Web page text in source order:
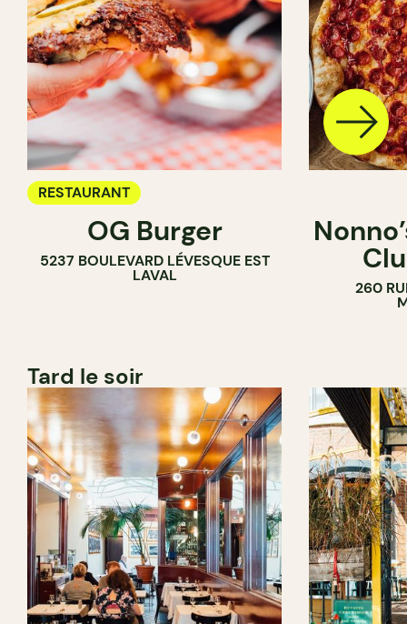
RESTAURANT
OG Burger
5237 BOULEVARD LÉVESQUE EST
LAVAL
260
Tard le soir